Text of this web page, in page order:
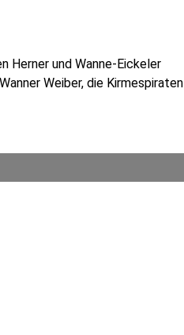
Herner und Wanne-Eickeler
Weiber, die Kirmespiraten